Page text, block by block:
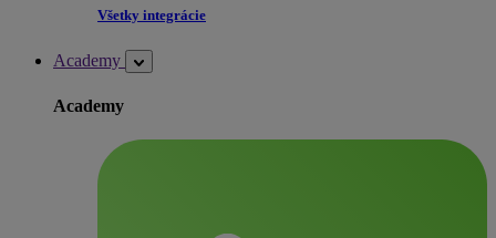
Všetky integrácie
Academy
Academy